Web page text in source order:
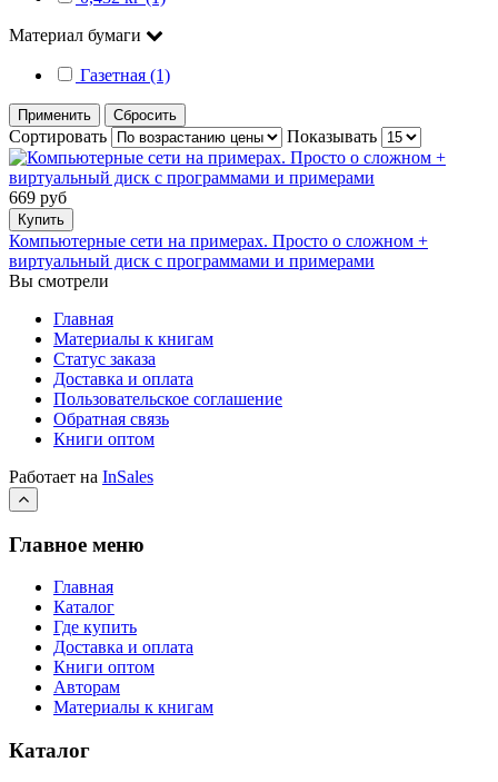
Материал бумаги
Газетная (1)
Применить Сбросить
Сортировать Показывать
669 руб
Купить
Компьютерные сети на примерах. Просто о сложном +
виртуальный диск с программами и примерами
Вы смотрели
Главная
Материалы к книгам
Статус заказа
Доставка и оплата
Пользовательское соглашение
Обратная связь
Книги оптом
Работает на InSales
Главное меню
Главная
Каталог
Где купить
Доставка и оплата
Книги оптом
Авторам
Материалы к книгам
Каталог